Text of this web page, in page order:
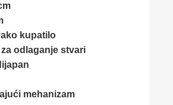
kupatilo
odlaganje stvari
mehanizam